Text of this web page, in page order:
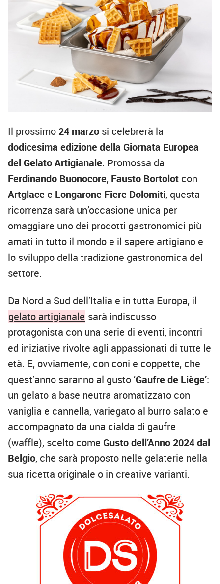
Il prossimo24 marzo si celebrerà la
dodicesima edizione della Giornata Europea
del Gelato Artigianale. Promossa da
Ferdinando Buonocore, Fausto Bortolot con
Artglace e Longarone Fiere Dolomiti, questa
ricorrenza sarà un’occasione unica per
omaggiare uno dei prodotti gastronomici più
amati in tutto il mondo e il sapere artigiano e
lo sviluppo della tradizione gastronomica del
settore.
Da Nord a Sud dell’Italia e in tutta Europa, il
gelato artigianale sarà indiscusso
protagonista con una serie di eventi, incontri
ed iniziative rivolte agli appassionati di tutte le
età. E, ovviamente, con coni e coppette, che
quest’anno saranno al gusto‘Gaufre de Liège’:
un gelato a base neutra aromatizzato con
vaniglia e cannella, variegato al burro salato e
accompagnato da una cialda di gaufre
(waffle), scelto come Gusto dell’Anno 2024 dal
Belgio, che sarà proposto nelle gelaterie nella
sua ricetta originale o in creative varianti.